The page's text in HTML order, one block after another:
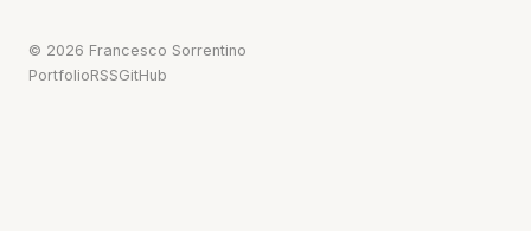
© 2026 Francesco Sorrentino
PortfolioRSSGitHub